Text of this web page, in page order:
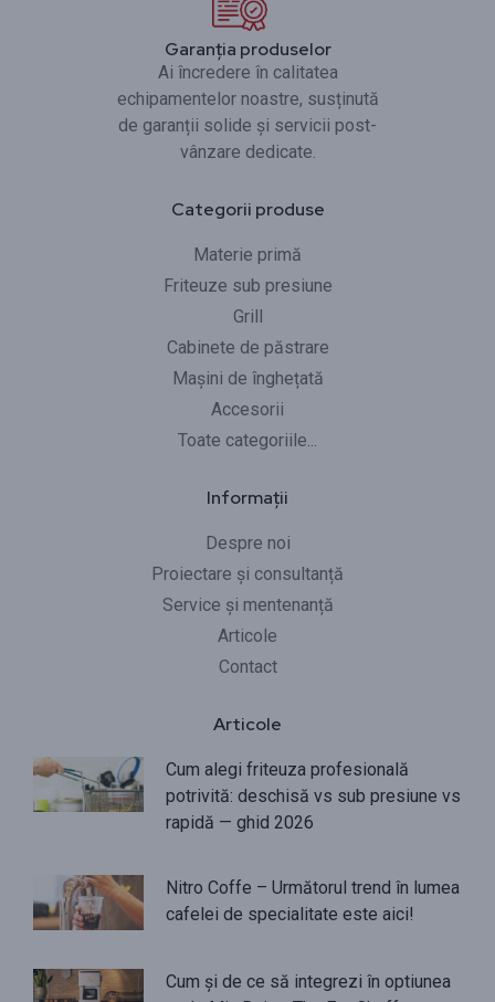
Garanția produselor
Ai încredere în calitatea
echipamentelor noastre, susținută
de garanții solide și servicii post-
vânzare dedicate.
Categorii produse
Materie primă
Friteuze sub presiune
Grill
Cabinete de păstrare
Mașini de înghețată
Accesorii
Toate categoriile...
Informații
Despre noi
Proiectare și consultanță
Service și mentenanță
Articole
Contact
Articole
Cum alegi friteuza profesională
potrivită: deschisă vs sub presiune vs
rapidă — ghid 2026
Nitro Coffe – Următorul trend în lumea
cafelei de specialitate este aici!
Cum și de ce să integrezi în optiunea